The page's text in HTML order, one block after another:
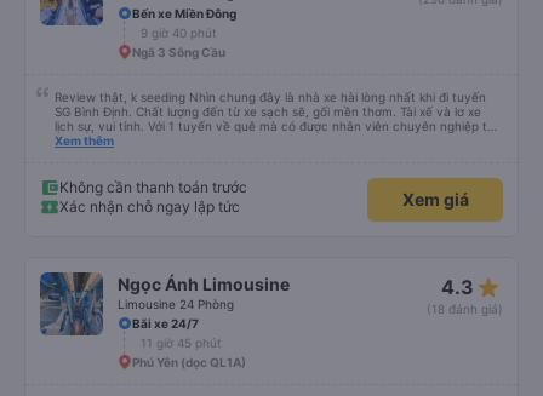
Bến xe Miền Đông
9 giờ 40 phút
Ngã 3 Sông Cầu
Review thật, k seeding Nhìn chung đây là nhà xe hài lòng nhất khi đi tuyến
SG Bình Định. Chất lượng đến từ xe sạch sẽ, gối mền thơm. Tài xế và lơ xe
lịch sự, vui tính. Với 1 tuyến về quê mà có được nhân viên chuyên nghiệp thế
này là điểm cộng lớn, thường chỉ đi mấy tuyến du lịch mới có. Về xe thì có
định ủng hộ tiếp nhà xe này. Chúc chủ xe làm ăn phát đạt mua thêm nhiều
xe chạy thêm nhiều khung giờ nữa và nâng cao tiêu chuẩn tuyến. Nếu xét
điểm trừ thì chỉ có thgian trả khách, team VXR set lệch với thực tế
Xem thêm
Không cần thanh toán trước
Xác nhận chỗ ngay lập tức
Xem giá
Ngọc Ánh Limousine
Limousine 24 Phòng
4.3 star_rate
(18 đánh giá)
Bãi xe 24/7
11 giờ 45 phút
Phú Yên (dọc QL1A)